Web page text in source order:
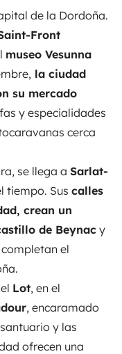
de la Dordoña.
Front
museo Vesunna
la ciudad
su mercado
y especialidades
cerca
se llega a Sarlat-
tiempo. Sus calles
crean un
de Beynac y
completan el
Lot, en el
, encaramado
y las
ofrecen una